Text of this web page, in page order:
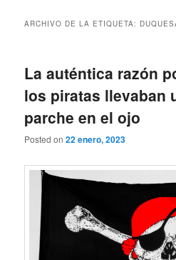
ARCHIVO DE LA ETIQUETA:
La auténtica razón
los piratas llevaban
parche en el ojo
Posted on22 enero, 2023